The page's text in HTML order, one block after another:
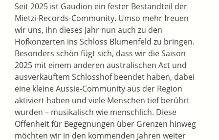
Seit 2025 ist Gaudion ein fester Bestandteil der
Mietzi-Records-Community. Umso mehr freuen
wir uns, ihn dieses Jahr nun auch zu den
Hofkonzerten ins Schloss Blumenfeld zu bringen.
Besonders schön fügt sich, dass wir die Saison
2025 mit einem anderen australischen Act und
ausverkauftem Schlosshof beendet haben, dabei
eine kleine Aussie-Community aus der Region
aktiviert haben und viele Menschen tief berührt
wurden – musikalisch wie menschlich. Diese
Offenheit für Begegnungen über Grenzen hinweg
möchten wir in den kommenden Jahren weiter